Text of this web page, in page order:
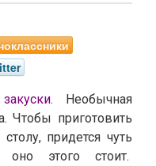
Необычная
Чтобы приготовить
придется чуть
оно этого стоит.